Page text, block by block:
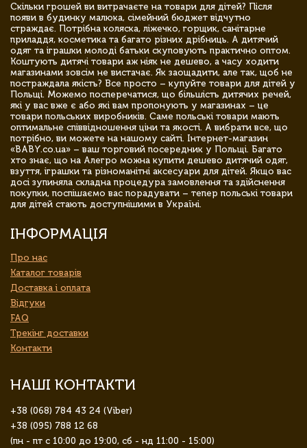
Скільки грошей ви витрачаєте на товари для дітей? Після
появи в будинку малюка, сімейний бюджет відчутно
страждає. Потрібна коляска, ліжечко, горщик, санітарне
приладдя, косметика та багато різних дрібниць. А дитячий
одяг та іграшки молоді батьки скуповують практично оптом.
Коштують дитячі товари аж ніяк не дешево, а часу ходити
магазинами зовсім не вистачає. Як заощадити, але так, щоб не
постраждала якість? Все просто – купуйте товари для дітей у
Польщі. Можемо посперечатися, що більшість дитячих речей,
які у вас вже є або які вам пропонують у магазинах – це
товари польських виробників. Саме польські товари мають
оптимальне співвідношення ціни та якості. А вибрати все, що
потрібно, ви можете на нашому сайті. Інтернет-магазин
«BABY.co.ua» – ваш торговий посередник у Польщі. Багато
хто знає, що на Алегро можна купити дешево дитячий одяг,
взуття, іграшки та різноманітні аксесуари для дітей. Якщо вас
досі зупиняла складна процедура замовлення та здійснення
покупки, поспішаємо вас порадувати – тепер польські товари
для дітей стають доступнішими в Україні.
ІНФОРМАЦІЯ
Про нас
Каталог товарів
Доставка і оплата
Відгуки
FAQ
Трекінг доставки
Контакти
НАШІ КОНТАКТИ
+38 (068) 784 43 24 (Viber)
+38 (095) 788 12 68
(пн - пт с 10:00 до 19:00, сб - нд 11:00 - 15:00)